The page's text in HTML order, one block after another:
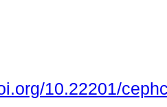
10.22201/